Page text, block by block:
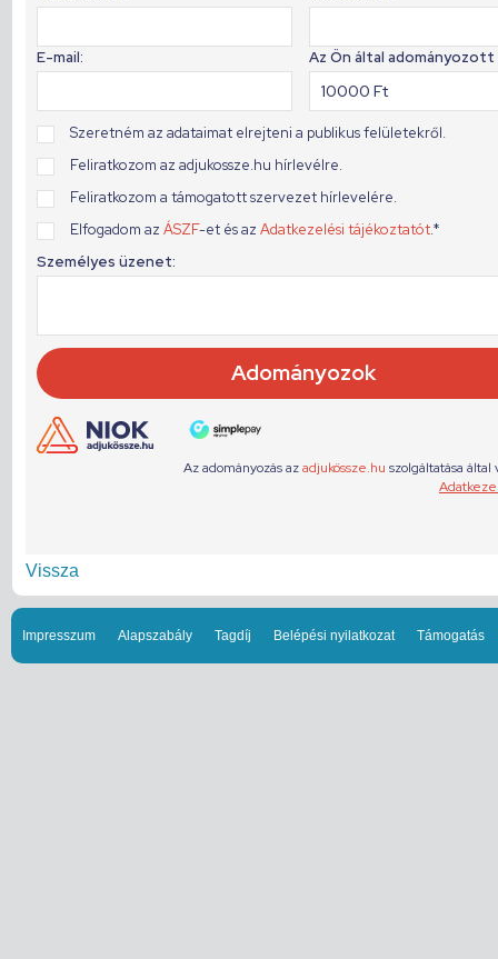
Vissza
Impresszum Alapszabály Tagdíj Belépési nyilatkozat Támogatás